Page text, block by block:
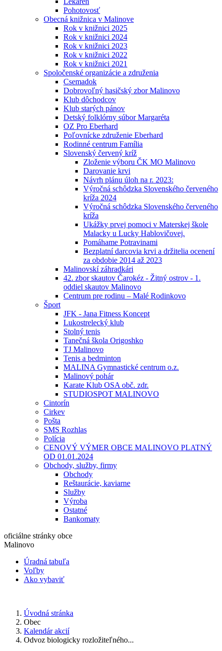
Pohotovosť
Obecná knižnica v Malinove
Rok v knižnici 2025
Rok v knižnici 2024
Rok v knižnici 2023
Rok v knižnici 2022
Rok v knižnici 2021
Spoločenské organizácie a združenia
Csemadok
Dobrovoľný hasičský zbor Malinovo
Klub dôchodcov
Klub starých pánov
Detský folklórny súbor Margaréta
OZ Pro Eberhard
Poľovnícke združenie Eberhard
Rodinné centrum Família
Slovenský červený kríž
Zloženie výboru ČK MO Malinovo
Darovanie krvi
Návrh plánu úloh na r. 2023:
Výročná schôdzka Slovenského červeného
kríža 2024
Výročná schôdzka Slovenského červeného
kríža
Ukážky prvej pomoci v Materskej škole
Malacky u Lucky Hablovičovej.
Pomáhame Potravinami
Bezplatní darcovia krvi a držitelia ocenení
za obdobie 2014 až 2023
Malinovskí záhradkári
42. zbor skautov Čarokéz - Žitný ostrov - 1.
oddiel skautov Malinovo
Centrum pre rodinu – Malé Rodinkovo
Šport
JFK - Jana Fitness Koncept
Lukostrelecký klub
Stolný tenis
Tanečná škola Origoshko
TJ Malinovo
Tenis a bedminton
MALINA Gymnastické centrum o.z.
Malinový pohár
Karate Klub OSA obč. zdr.
STUDIOSPOT MALINOVO
Cintorín
Cirkev
Pošta
SMS Rozhlas
Polícia
CENOVÝ VÝMER OBCE MALINOVO PLATNÝ
OD 01.01.2024
Obchody, služby, firmy
Obchody
Reštaurácie, kaviarne
Služby
Výroba
Ostatné
Bankomaty
oficiálne stránky obce
Malinovo
Úradná tabuľa
Voľby
Ako vybaviť
Úvodná stránka
Obec
Kalendár akcií
Odvoz biologicky rozložiteľného...